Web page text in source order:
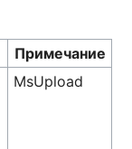
Примечание
MsUpload